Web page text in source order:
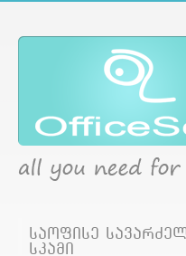
საოფისე
სკამი